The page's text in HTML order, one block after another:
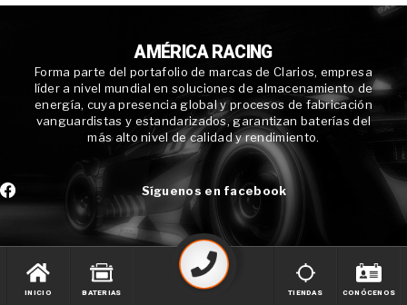
AMÉRICA RACING
Forma parte del portafolio de marcas de Clarios, empresa
líder a nivel mundial en soluciones de almacenamiento de
energía, cuya presencia global y procesos de fabricación
vanguardistas y estandarizados, garantizan baterías del
más alto nivel de calidad y rendimiento.
Síguenos en facebook
INICIO BATERIAS TIENDAS CONÓCENOS